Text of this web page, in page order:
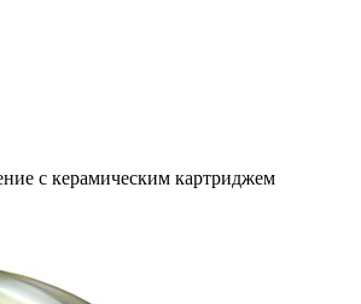
с керамическим картриджем